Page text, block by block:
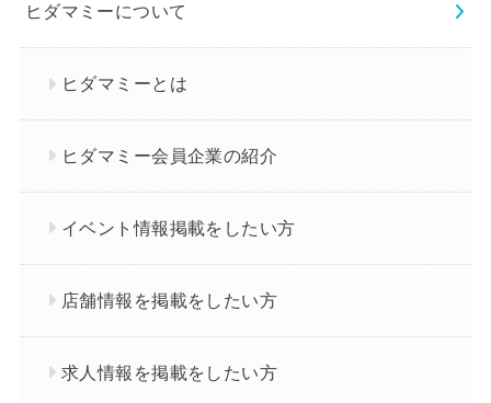
ヒダマミーについて
ヒダマミーとは
ヒダマミー会員企業の紹介
イベント情報掲載をしたい方
店舗情報を掲載をしたい方
求人情報を掲載をしたい方